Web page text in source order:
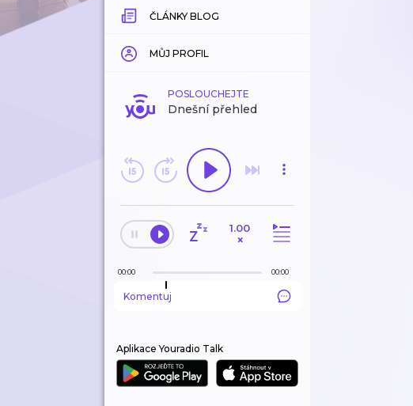
ČLÁNKY BLOG
MŮJ PROFIL
POSLOUCHEJTE
Dnešní přehled
1.00
×
00:00 00:00
Komentuj
Aplikace Youradio Talk